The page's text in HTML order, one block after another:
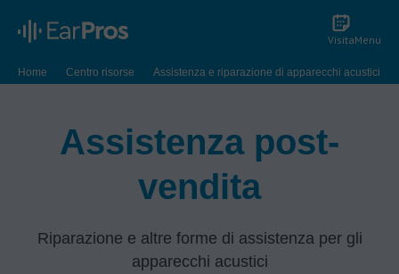
VisitaMenu
Home Centro risorse Assistenza e riparazione di apparecchi acustici
Assistenza post-
vendita
Riparazione e altre forme di assistenza per gli
apparecchi acustici